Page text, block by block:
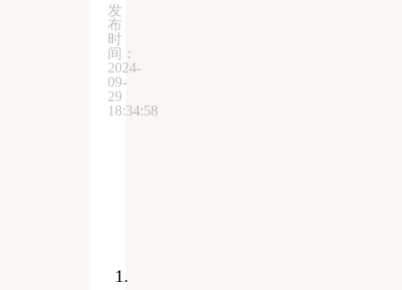
发
布
时
间：
2024-
09-
29
18:34:58
1.